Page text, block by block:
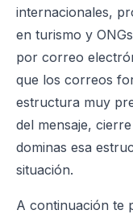
internacionales,
en turismo y
por correo
que los correos
estructura muy
del mensaje,
dominas esa
situación.
A continuación te